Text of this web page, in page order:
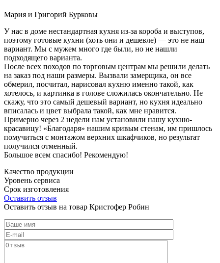
Мария и Григорий Бурковы
У нас в доме нестандартная кухня из-за короба и выступов,
поэтому готовые кухни (хоть они и дешевле) — это не наш
вариант. Мы с мужем много где были, но не нашли
подходящего варианта.
После всех походов по торговым центрам мы решили делать
на заказ под наши размеры. Вызвали замерщика, он все
обмерил, посчитал, нарисовал кухню именно такой, как
хотелось, и картинка в голове сложилась окончательно. Не
скажу, что это самый дешевый вариант, но кухня идеально
вписалась и цвет выбрала такой, как мне нравится.
Примерно через 2 недели нам установили нашу кухню-
красавицу! «Благодаря» нашим кривым стенам, им пришлось
помучиться с монтажом верхних шкафчиков, но результат
получился отменный.
Большое всем спасибо! Рекомендую!
Качество продукции
Уровень сервиса
Срок изготовления
Оставить отзыв
Оставить отзыв на товар Кристофер Робин